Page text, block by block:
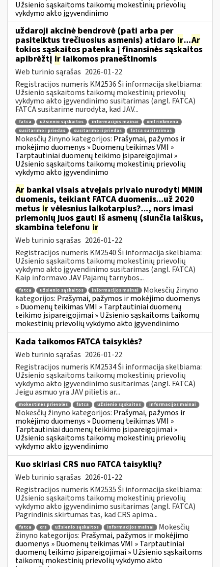
Užsienio sąskaitoms taikomų mokestinių prievolių
vykdymo akto įgyvendinimo
uždaroji akcinė bendrovė (pati arba per
pasitelktus trečiuosius asmenis) atidaro ir...Ar
tokios sąskaitos patenka į finansinės sąskaitos
apibrėžtį ir laikomos praneštinomis
Web turinio sąrašas 2026-01-22
Registracijos numeris KM2536 Ši informacija skelbiama:
Užsienio sąskaitoms taikomų mokestinių prievolių
vykdymo akto įgyvendinimo susitarimas (angl. FATCA)
FATCA susitarime nurodyta, kad JAV...
fatca užsienio sąskaitos informacijos mainai
xml rinkmena
susitarimo i priedas
susitarimo ii priedas fatca susitarimas
Mokesčių žinyno kategorijos: Prašymai, pažymos ir
mokėjimo duomenys » Duomenų teikimas VMI »
Tarptautiniai duomenų teikimo įsipareigojimai »
Užsienio sąskaitoms taikomų mokestinių prievolių
vykdymo akto įgyvendinimo
Ar bankai visais atvejais privalo nurodyti MMIN
duomenis, teikiant FATCA duomenis...už 2020
metus ir vėlesnius laikotarpius?..., nors imasi
priemonių juos gauti iš asmenų (siunčia laiškus,
skambina telefonu ir
Web turinio sąrašas 2026-01-22
Registracijos numeris KM2540 Ši informacija skelbiama:
Užsienio sąskaitoms taikomų mokestinių prievolių
vykdymo akto įgyvendinimo susitarimas (angl. FATCA)
Kaip informavo JAV Pajamų tarnybos...
fatca užsienio sąskaitos informacijos mainai
Mokesčių žinyno
kategorijos: Prašymai, pažymos ir mokėjimo duomenys
» Duomenų teikimas VMI » Tarptautiniai duomenų
teikimo įsipareigojimai » Užsienio sąskaitoms taikomų
mokestinių prievolių vykdymo akto įgyvendinimo
Kada taikomos FATCA taisyklės?
Web turinio sąrašas 2026-01-22
Registracijos numeris KM2534 Ši informacija skelbiama:
Užsienio sąskaitoms taikomų mokestinių prievolių
vykdymo akto įgyvendinimo susitarimas (angl. FATCA)
Jeigu asmuo yra JAV pilietis ar...
mokestinės prievolės fatca užsienio sąskaitos informacijos mainai
Mokesčių žinyno kategorijos: Prašymai, pažymos ir
mokėjimo duomenys » Duomenų teikimas VMI »
Tarptautiniai duomenų teikimo įsipareigojimai »
Užsienio sąskaitoms taikomų mokestinių prievolių
vykdymo akto įgyvendinimo
Kuo skiriasi CRS nuo FATCA taisyklių?
Web turinio sąrašas 2026-01-22
Registracijos numeris KM2535 Ši informacija skelbiama:
Užsienio sąskaitoms taikomų mokestinių prievolių
vykdymo akto įgyvendinimo susitarimas (angl. FATCA)
Pagrindinis skirtumas tas, kad CRS apima...
fatca crs užsienio sąskaitos informacijos mainai
Mokesčių
žinyno kategorijos: Prašymai, pažymos ir mokėjimo
duomenys » Duomenų teikimas VMI » Tarptautiniai
duomenų teikimo įsipareigojimai » Užsienio sąskaitoms
taikomų mokestinių prievolių vykdymo akto